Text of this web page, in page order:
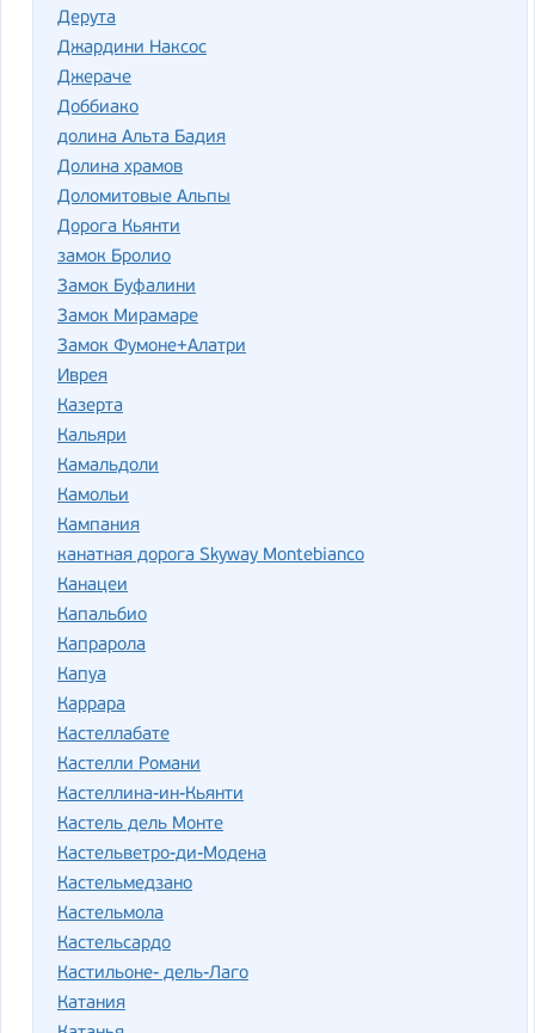
Дерута
Джардини Наксос
Джераче
Доббиако
долина Альта Бадия
Долина храмов
Доломитовые Альпы
Дорога Кьянти
замок Бролио
Замок Буфалини
Замок Мирамаре
Замок Фумоне+Алатри
Иврея
Казерта
Кальяри
Камальдоли
Камольи
Кампания
канатная дорога Skyway Montebianco
Канацеи
Капальбио
Капрарола
Капуа
Каррара
Кастеллабате
Кастелли Романи
Кастеллина-ин-Кьянти
Кастель дель Монте
Кастельветро-ди-Модена
Кастельмедзано
Кастельмола
Кастельсардо
Кастильоне- дель-Лаго
Катания